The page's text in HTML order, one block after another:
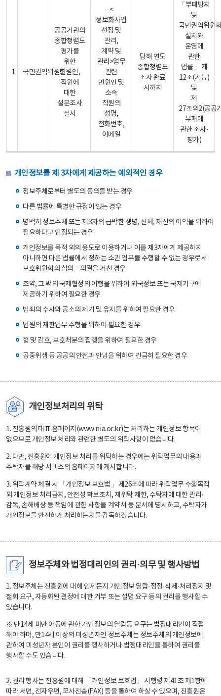
1 국민권익위원회
공공기관의
종합청렴도
평가를
위한
민원인,
직원에
대한
설문조사
실시
<
정보화사업
선정 및
관리,
계약 및
관리>업무
관련
민원인 및
소속
직원의
성명,
전화번호,
이메일
당해 연도
종합청렴도
조사 완료
시까지
「부패방지
및
국민권익위원
설치와
운영에
관한
법률」 제
12조(기능)
및
제
27조의2(공공
부패에
관한 조사·
평가)
개인정보를 제 3자에게 제공하는 예외적인 경우
정보주체로부터 별도의 동의를 받는 경우
다른 법률에 특별한 규정이 있는 경우
명백히 정보주체 또는 제3자의 급박한 생명, 신체, 재산의 이익을 위하여
필요하다고 인정되는 경우
개인정보를 목적 외의 용도로 이용하거나 이를 제3자에게 제공하지
아니하면 다른 법률에서 정하는 소관 업무를 수행할 수 없는 경우로서
보호위원회의 심의ㆍ의결을 거친 경우
조약, 그 밖의 국제협정의 이행을 위하여 외국정보 또는 국제기구에
제공하기 위하여 필요한 경우
범죄의 수사와 공소의 제기 및 유지를 위하여 필요한 경우
법원의 재판업무 수행을 위하여 필요한 경우
형 및 감호, 보호처분의 집행을 위하여 필요한 경우
공중위생 등 공공의 안전과 안녕을 위하여 긴급히 필요한 경우
개인정보처리의 위탁
1. 진흥원의 대표 홈페이지(www.nia.or.kr)는 처리하는 개인정보 항목이
없으므로 개인정보 처리와 관련한 별도의 위탁사항이 없습니다.
2. 다만, 진흥원이 개인정보 처리를 위탁하는 경우에는 위탁업무의 내용과
수탁자를 해당 서비스의 홈페이지에 게시합니다.
3. 위탁계약 체결 시 「개인정보 보호법」 제26조에 따라 위탁업무 수행목적
외 개인정보 처리금지, 안전성 확보조치, 재위탁 제한, 수탁자에 대한 관리·
감독, 손해배상 등 책임에 관한 사항을 계약서 등 문서에 명시하고, 수탁자가
개인정보를 안전하게 처리하는지를 감독하겠습니다.
정보주체와 법정대리인의 권리·의무 및 행사방법
1. 정보주체는 진흥원에 대해 언제든지 개인정보 열람·정정·삭제·처리정지 및
철회 요구, 자동화된 결정에 대한 거부 또는 설명 요구 등의 권리를 행사할 수
있습니다.
※ 만14세 미만 아동에 관한 개인정보의 열람등 요구는 법정대리인이 직접
해야 하며, 만14세 이상의 미성년자인 정보주체는 정보주체의 개인정보에
관하여 미성년자 본인이 권리를 행사하거나 법정대리인을 통하여 권리를
행사할 수도 있습니다.
2. 권리 행사는 진흥원에 대해 「개인정보 보호법」 시행령 제41조 제1항에
따라 서면, 전자우편, 모사전송(FAX) 등을 통하여 하실 수 있으며, 진흥원은